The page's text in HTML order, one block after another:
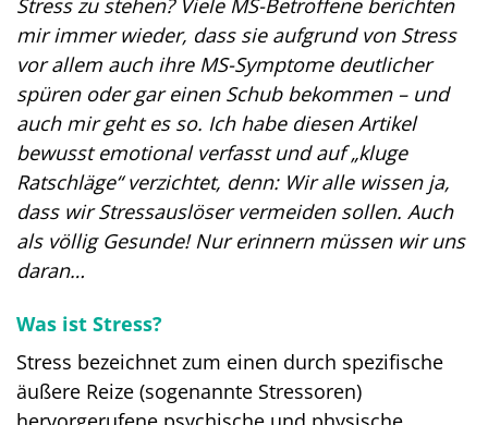
Stress zu stehen? Viele MS-Betroffene berichten
mir immer wieder, dass sie aufgrund von Stress
vor allem auch ihre MS-Symptome deutlicher
spüren oder gar einen Schub bekommen – und
auch mir geht es so. Ich habe diesen Artikel
bewusst emotional verfasst und auf „kluge
Ratschläge“ verzichtet, denn: Wir alle wissen ja,
dass wir Stressauslöser vermeiden sollen. Auch
als völlig Gesunde! Nur erinnern müssen wir uns
daran…
Was ist Stress?
Stress bezeichnet zum einen durch spezifische
äußere Reize (sogenannte Stressoren)